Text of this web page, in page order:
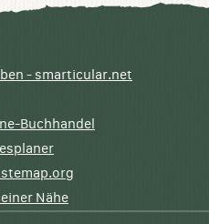
- smarticular.net
Buchhandel
Nähe